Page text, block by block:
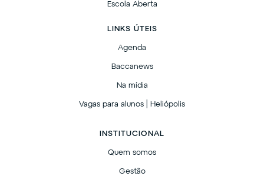
Escola Aberta
LINKS ÚTEIS
Agenda
Baccanews
Na mídia
Vagas para alunos | Heliópolis
INSTITUCIONAL
Quem somos
Gestão